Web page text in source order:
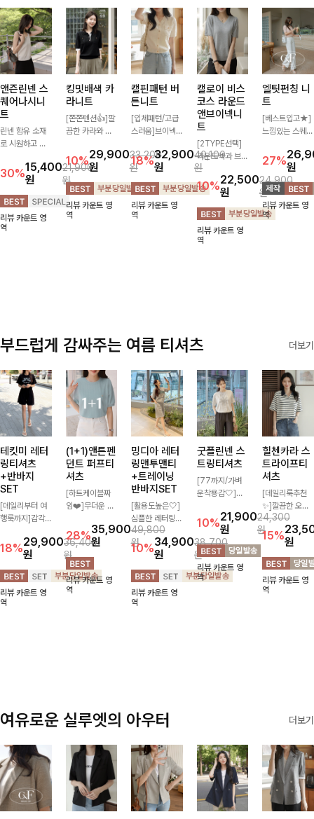
앤즌린넨 스
퀘어나시니
트
린넨 함유 소재
로 시원하고 쾌
좋은 나시 니트
🌿 깔끔한 스퀘
어넥 디자인이
쇄골 라인을 더
욱 여리하고 여
성스럽게 연출해
30%15,400
원
21,900
원
리뷰 카운트 영
역
킹밋배색 카
라니트
[쫀쫀텐션👍]깔
끔한 카라와 반
만나 하나만 입
어도 완성도 높
은 스타일링을
연출해드려요 부
담 없이 즐기기
좋은 데일리 니
10%29,900
원
33,200
원
리뷰 카운트 영
역
캘핀패턴 버
튼니트
[입체패턴/고급
스러움]브이넥
패턴이 어우러져
포인트 있게 즐
기기 좋은 가디
건 🤍 가볍게 걸
쳐주기만 해도
스타일리시한 무
18%32,900
원
40,100
원
리뷰 카운트 영
역
캘로이 비스
코스 라운드
앤브이넥니
트
[2TYPE선택]
라운드넥과 브이
넥 두 가지 디자
인으로 취향에
맞게 선택 가능
한 베이직 니트
🤍 깔끔한 실루
엣과 부드러운
착용감으로 단독
10%22,500
원
24,900
원
리뷰 카운트 영
역
엘팃펀칭 니
트
[베스트입고★]
느낌있는 스퀘어
으로 세련됨이
묻어나는 니트:)
시원쫀쫀함 가
득, 여성스러운
룩을 완성해봐요
♡
27%원
리뷰 카운트 영
역
부드럽게 감싸주는 여름 티셔츠 더보기
테킷미 레터
링티셔츠
+반바지
SET
[데일리부터 여
행룩까지]감각
셔츠와 플레어
핏 반바지가 함
께 구성된 세트
아이템으로, 편
안하면서도 캐주
얼한 꾸안꾸룩을
18%29,900
원
36,400
원
리뷰 카운트 영
역
(1+1)앤튼펜
던트 퍼프티
셔츠
[하트케이블짜
임❤️]무더운 여
낭만같은 티셔츠
소재감에서 주는
포인트와 금장으
로 고급스러움도
놓치지 말아요♥
28%35,900
원
49,800
원
리뷰 카운트 영
역
밍디아 레터
링맨투맨티
+트레이닝
반바지SET
[활용도높은🤍]
심플한 레터링
포인트의 반팔
티셔츠와 여유롭
게 떨어지는 반
바지 조합으로
꾸안꾸 무드 제
대로 살려주는
트레이닝 세트
10%34,900
원
38,700
원
리뷰 카운트 영
역
굿플린넨 스
트링티셔츠
[77까지/가벼
운착용감🤍]린
럴한 플라워 프
린팅이 포인트가
되어 하나만으로
도 감성 있는 스
타일을 완성해드
리는 티셔츠-🌼
10%21,900
원
24,300
원
리뷰 카운트 영
역
힐첸카라 스
트라이프티
셔츠
[데일리룩추천
✨]깔끔한 오픈
카라넥과 조화로
운 배색이 들어
간 스트라이프
패턴으로 단정하
고 캐주얼한 무
드를 선사하는
반팔 티셔츠에
15%원
리뷰 카운트 영
역
여유로운 실루엣의 아우터 더보기